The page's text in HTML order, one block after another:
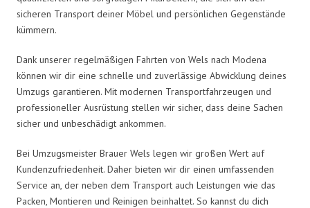
sicheren Transport deiner Möbel und persönlichen Gegenstände
kümmern.
Dank unserer regelmäßigen Fahrten von Wels nach Modena
können wir dir eine schnelle und zuverlässige Abwicklung deines
Umzugs garantieren. Mit modernen Transportfahrzeugen und
professioneller Ausrüstung stellen wir sicher, dass deine Sachen
sicher und unbeschädigt ankommen.
Bei Umzugsmeister Brauer Wels legen wir großen Wert auf
Kundenzufriedenheit. Daher bieten wir dir einen umfassenden
Service an, der neben dem Transport auch Leistungen wie das
Packen, Montieren und Reinigen beinhaltet. So kannst du dich